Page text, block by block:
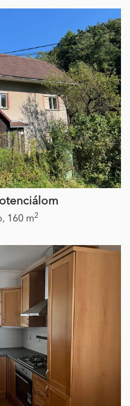
160 m2